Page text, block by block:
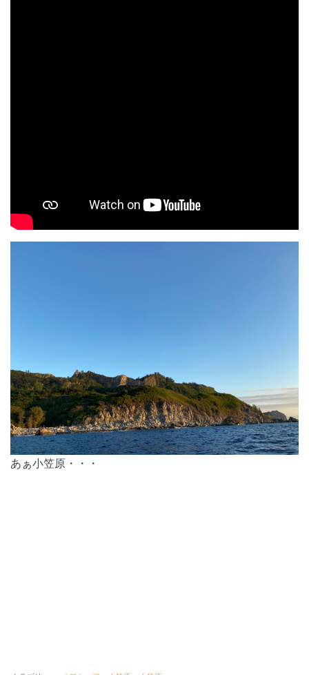
あぁ小笠原・・・